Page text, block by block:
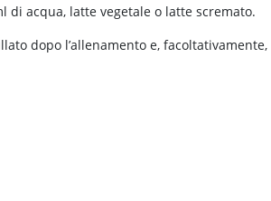
di acqua, latte vegetale o latte scremato.
dopo l’allenamento e,